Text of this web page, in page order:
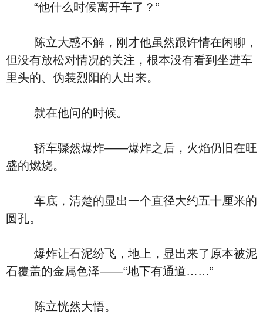
“他什么时候离开车了？”
陈立大惑不解，刚才他虽然跟许情在闲聊，
但没有放松对情况的关注，根本没有看到坐进车
里头的、伪装烈阳的人出来。
就在他问的时候。
轿车骤然爆炸――爆炸之后，火焰仍旧在旺
盛的燃烧。
车底，清楚的显出一个直径大约五十厘米的
圆孔。
爆炸让石泥纷飞，地上，显出来了原本被泥
石覆盖的金属色泽――“地下有通道……”
陈立恍然大悟。